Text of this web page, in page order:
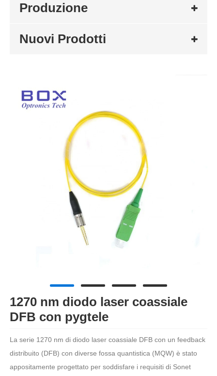
Produzione
Nuovi Prodotti
1270 nm diodo laser coassiale
DFB con pygtele
La serie 1270 nm di diodo laser coassiale DFB con un feedback
distribuito (DFB) con diverse fossa quantistica (MQW) è stato
appositamente progettato per soddisfare i requisiti di Sonet